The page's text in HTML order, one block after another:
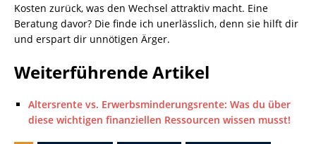
Kosten zurück, was den Wechsel attraktiv macht. Eine
Beratung davor? Die finde ich unerlässlich, denn sie hilft dir
und erspart dir unnötigen Ärger.
Weiterführende Artikel
Altersrente vs. Erwerbsminderungsrente: Was du über
diese wichtigen finanziellen Ressourcen wissen musst!